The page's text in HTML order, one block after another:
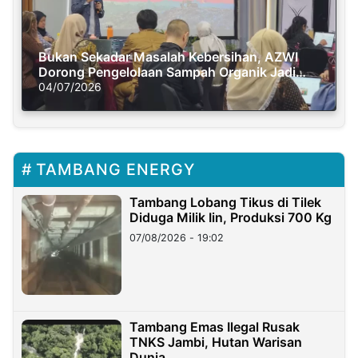
Bukan Sekadar Masalah Kebersihan, AZWI
Dorong Pengelolaan Sampah Organik Jadi
Solusi Krisis Iklim
04/07/2026
TAMBANG ENERGY
Tambang Lobang Tikus di Tilek
Diduga Milik Iin, Produksi 700 Kg
07/08/2026 - 19:02
Tambang Emas Ilegal Rusak
TNKS Jambi, Hutan Warisan